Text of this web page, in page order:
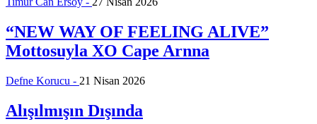
“NEW WAY OF FEELING ALIVE”
Mottosuyla XO Cape Arnna
Defne Korucu - 21 Nisan 2026
Alışılmışın Dışında